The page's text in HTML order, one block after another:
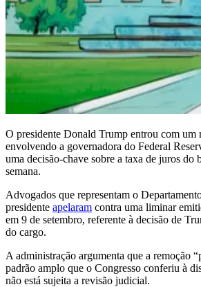
O presidente Donald Trump entrou com um
envolvendo a governadora do Federal
uma decisão-chave sobre a taxa de juros do
semana.
Advogados que representam o
presidente apelaram contra uma liminar
em 9 de setembro, referente à decisão de
do cargo.
A administração argumenta que a remoção
padrão amplo que o Congresso conferiu à
não está sujeita a revisão judicial.